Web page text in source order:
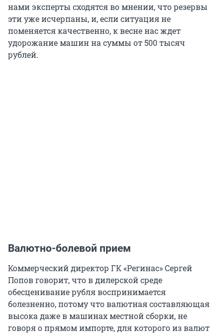
нами эксперты сходятся во мнении, что резервы
эти уже исчерпаны, и, если ситуация не
поменяется качественно, к весне нас ждет
удорожание машин на суммы от 500 тысяч
рублей.
Валютно-болевой прием
Коммерческий директор ГК «Регинас» Сергей
Попов говорит, что в дилерской среде
обесценивание рубля воспринимается
болезненно, потому что валютная составляющая
высока даже в машинах местной сборки, не
говоря о прямом импорте, для которого из валют